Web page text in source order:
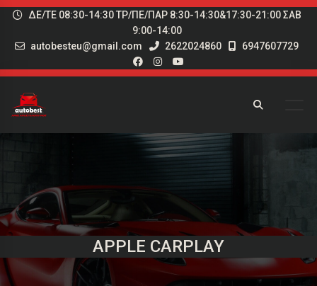
ΔΕ/ΤΕ 08:30-14:30 ΤΡ/ΠΕ/ΠΑΡ 8:30-14:30&17:30-21:00 ΣΑΒ
9:00-14:00
autobesteu@gmail.com
2622024860 6947607729
APPLE CARPLAY